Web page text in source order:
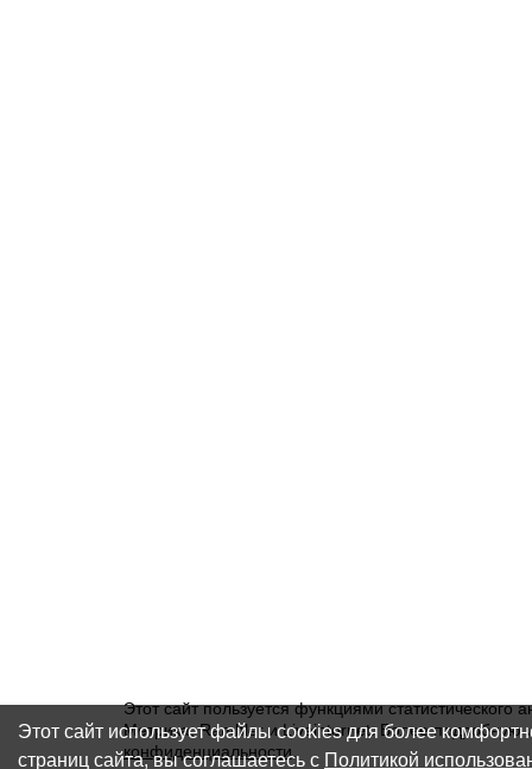
Этот сайт пользуется функциями статистического
Метрика, Rambler и Liveinternet. Более
конфиденциальности
Этот сайт использует файлы cookies для более
страниц сайта, вы соглашаетесь с Политикой